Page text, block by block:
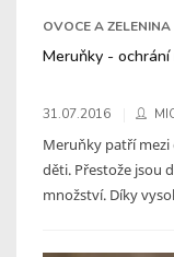
OVOCE A ZELENINA
Meruňky - ochrání
31.07.2016
Meruňky patří
děti. Přestože jsou
množství. Díky